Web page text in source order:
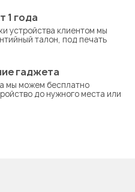
1 года
устройства клиентом мы
талон, под печать
гаджета
мы можем бесплатно
до нужного места или